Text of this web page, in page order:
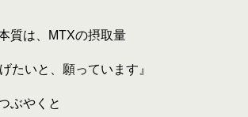
質は、 MTXの摂取量
たいと、願っています』
ぶやくと